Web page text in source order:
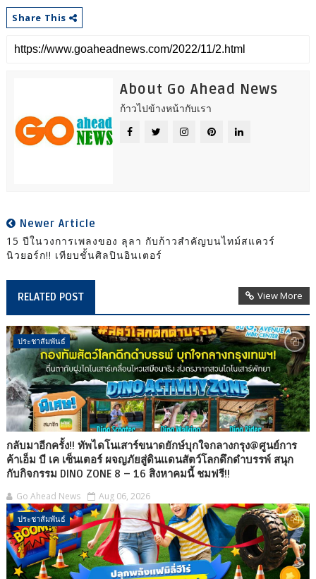
Share This
About Go Ahead News
ก้าวไปข้างหน้ากับเรา
Newer Article
15 ปีในวงการเพลงของ ลุลา กับก้าวสำคัญบนไทม์สแควร์
นิวยอร์ก!!​ เทียบชั้นศิลปินอินเตอร์
RELATED POST View More
ประชาสัมพันธ์
กลับมาอีกครั้ง!! ทัพไดโนเสาร์ขนาดยักษ์บุกใจกลางกรุง@ศูนย์การ
ค้าเอ็ม บี เค เซ็นเตอร์ ผจญภัยสู่ดินแดนสัตว์โลกดึกดำบรรพ์ สนุก
กับกิจกรรม DINO ZONE 8 – 16 สิงหาคมนี้ ชมฟรี!!
Go Ahead News Aug 06, 2026
ประชาสัมพันธ์